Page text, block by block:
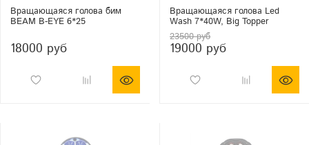
Вращающаяся голова бим
BEAM B-EYE 6*25
18000 руб
Вращающаяся голова Led
Wash 7*40W, Big Topper
23500 руб
19000 руб